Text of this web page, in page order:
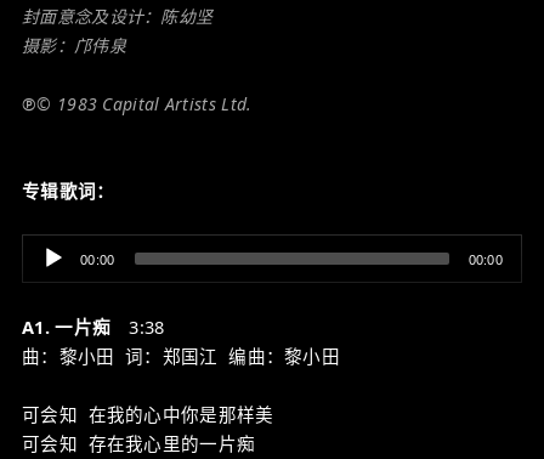
封面意念及设计：陈幼坚
摄影：邝伟泉
℗© 1983 Capital Artists Ltd.
专辑歌词：
Audio
Player
00:00 00:00
A1. 一片痴 3:38
曲：黎小田 词：郑国江 编曲：黎小田
可会知 在我的心中你是那样美
可会知 存在我心里的一片痴